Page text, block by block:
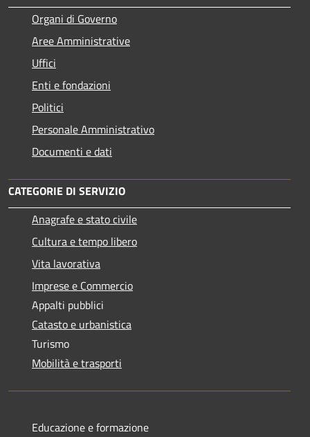
Organi di Governo
Aree Amministrative
Uffici
Enti e fondazioni
Politici
Personale Amministrativo
Documenti e dati
CATEGORIE DI SERVIZIO
Anagrafe e stato civile
Cultura e tempo libero
Vita lavorativa
Imprese e Commercio
Appalti pubblici
Catasto e urbanistica
Turismo
Mobilità e trasporti
Educazione e formazione